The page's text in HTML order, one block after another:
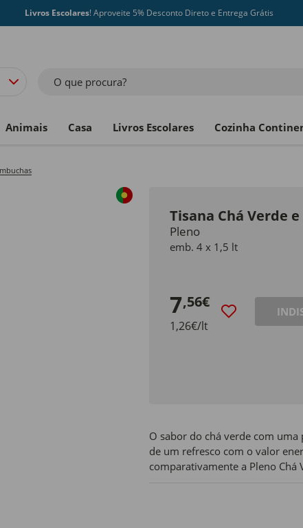
Livros Escolares! Aproveite 5% Desconto Direto e Entrega Grátis
O que procura?
Animais Casa Livros Escolares Cozinha
Tisana Chá Verde
Pleno
emb. 4 x 1,5 lt
7,56€
1,26€/lt
O sabor do chá verde com
de um refresco com o valor
comparativamente a Pleno Chá